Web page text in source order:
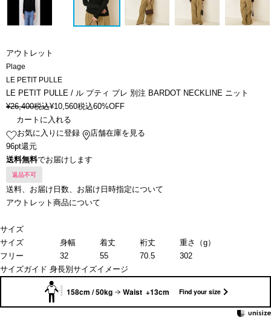
アウトレット
Plage
LE PETIT PULLE
LE PETIT PULLE / ル プティ プレ 別注 BARDOT NECKLINE ニット
¥26,400税込¥10,560税込60%OFF
カートに入れる
お気に入りに登録
店舗在庫を見る
96pt還元
送料無料でお届けします
返品不可
送料、お届け日数、お届け日時指定について
アウトレット商品について
サイズ
サイズ
身幅 着丈 裄丈
重さ（g）
フリー
32 55 70.5
302
サイズガイド 身長別サイズイメージ
158cm / 50kg Waist +13cm Find your size